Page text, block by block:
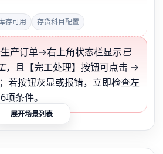
存可用 存货科目配置
产订单→右上角状态栏显示已
，且【完工处理】按钮可点击 →
若按钮灰显或报错，立即检查左
条件。
展开场景列表